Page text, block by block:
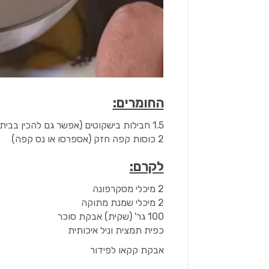
החומרים:
1.5 חבילות בישקוטים (אפשר גם להכין בבית. המתכון, הבאמת קל להכנה,
2 כוסות קפה חזק (אספרסו או נס קפה)
לקרם:
2 מיכלי מסקרפונה
2 מיכלי שמנת מתוקה
100 גר' (שקית) אבקת סוכר
כפית תמצית וניל איכותית
אבקת קקאו לפידור